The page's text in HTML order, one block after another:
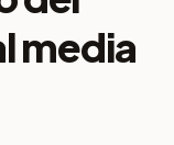
media